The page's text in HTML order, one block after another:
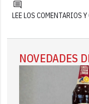
LEE LOS COMENTARIOS
NOVEDADES